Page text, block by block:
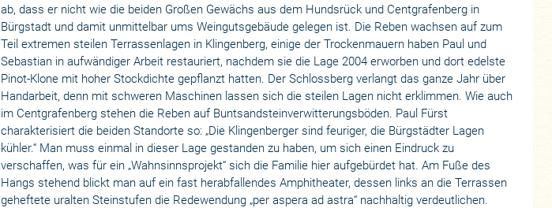
ab, dass er nicht wie die beiden Großen Gewächs aus dem Hundsrück und Centgrafenberg in
Bürgstadt und damit unmittelbar ums Weingutsgebäude gelegen ist. Die Reben wachsen auf zum
Teil extremen steilen Terrassenlagen in Klingenberg, einige der Trockenmauern haben Paul und
Sebastian in aufwändiger Arbeit restauriert, nachdem sie die Lage 2004 erworben und dort edelste
Pinot-Klone mit hoher Stockdichte gepflanzt hatten. Der Schlossberg verlangt das ganze Jahr über
Handarbeit, denn mit schweren Maschinen lassen sich die steilen Lagen nicht erklimmen. Wie auch
im Centgrafenberg stehen die Reben auf Buntsandsteinverwitterungsböden. Paul Fürst
charakterisiert die beiden Standorte so: „Die Klingenberger sind feuriger, die Bürgstädter Lagen
kühler.“ Man muss einmal in dieser Lage gestanden zu haben, um sich einen Eindruck zu
verschaffen, was für ein „Wahnsinnsprojekt“ sich die Familie hier aufgebürdet hat. Am Fuße des
Hangs stehend blickt man auf ein fast herabfallendes Amphitheater, dessen links an die Terrassen
geheftete uralten Steinstufen die Redewendung „per aspera ad astra“ nachhaltig verdeutlichen.